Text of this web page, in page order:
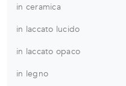
in ceramica
in laccato lucido
in laccato opaco
in legno